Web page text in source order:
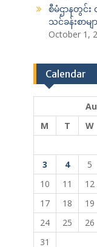
စီမံဌာနတွင်း
သင်ခန်းစာမျ
October 1,
Calendar
M
T W
3
4 5
10
11 12
17
18 19
24
25 26
31